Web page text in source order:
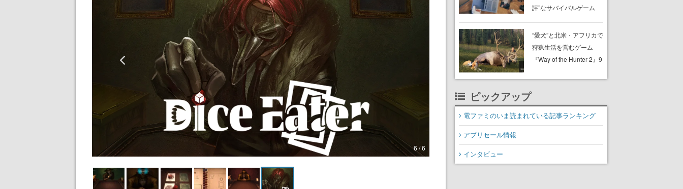
6 / 6
評”なサバイバルゲーム
配布中。入手できる期間
は8月10日まで
“愛犬”と北米・アフリカで
狩猟生活を営むゲーム
『Way of the Hunter 2』9
て登場し、冒険を重ねる
と成長する。記念撮影も
ピックアップ
電ファミのいま読まれている記事ランキング
アプリセール情報
インタビュー